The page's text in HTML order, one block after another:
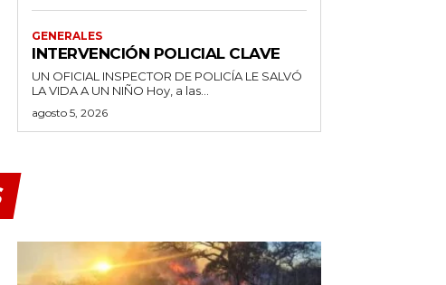
GENERALES
INTERVENCIÓN POLICIAL CLAVE
UN OFICIAL INSPECTOR DE POLICÍA LE SALVÓ
LA VIDA A UN NIÑO Hoy, a las...
agosto 5, 2026